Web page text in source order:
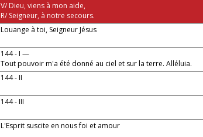
V/ Dieu, viens à mon aide,
R/ Seigneur, à notre secours.
...
Louange à toi, Seigneur Jésus
144 - I —
Tout pouvoir m'a été donné au ciel et sur la terre. Alléluia.
144 - II
144 - III
L'Esprit suscite en nous foi et amour